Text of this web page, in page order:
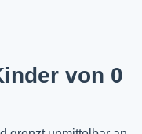
von 0